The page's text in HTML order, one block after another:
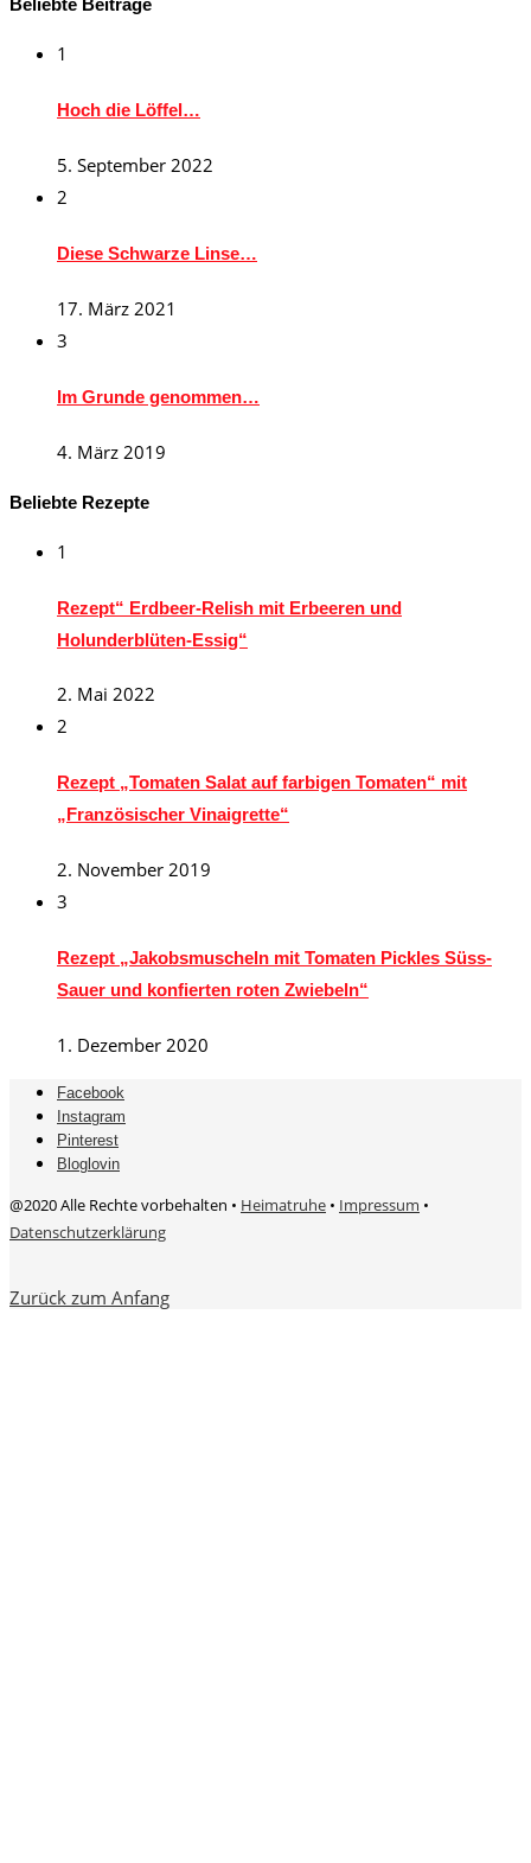
Beliebte Beiträge
1
Hoch die Löffel…
5. September 2022
2
Diese Schwarze Linse…
17. März 2021
3
Im Grunde genommen…
4. März 2019
Beliebte Rezepte
1
Rezept“ Erdbeer-Relish mit Erbeeren und
Holunderblüten-Essig“
2. Mai 2022
2
Rezept „Tomaten Salat auf farbigen Tomaten“ mit
„Französischer Vinaigrette“
2. November 2019
3
Rezept „Jakobsmuscheln mit Tomaten Pickles Süss-
Sauer und konfierten roten Zwiebeln“
1. Dezember 2020
Facebook
Instagram
Pinterest
Bloglovin
@2020 Alle Rechte vorbehalten • Heimatruhe • Impressum •
Datenschutzerklärung
Zurück zum Anfang